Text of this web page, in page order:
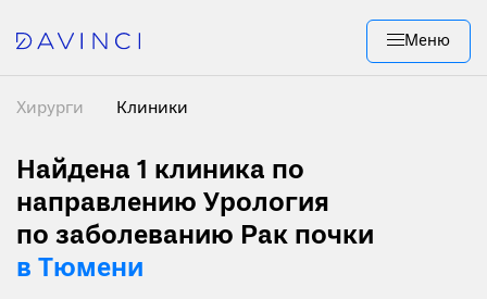
Меню
Хирурги Клиники
Найдена 1 клиника по
направлению Урология
по заболеванию Рак почки
в Тюмени